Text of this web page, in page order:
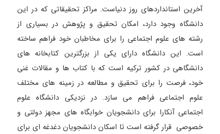
آخرین استانداردهای روز دنیاست. مراکز تحقیقاتی که در این
دانشگاه وجود دارد، امکان تحقیق و پژوهش در بسیاری از
رشته های علوم اجتماعی را برای مخاطبان خود فراهم ساخته
است. این دانشگاه دارای یکی از بزرگترین کتابخانه های
دانشگاهی در کشور ترکیه است که با کتاب ها و مقالات غنی
خود، فرصت را برای تحقیق و مطالعه در زمینه های مختلف
علوم اجتماعی فراهم می سازد. در نزدیکی دانشگاه علوم
اجتماعی آنکارا برای دانشجویان خوابگاه های مجهز دولتی و
خصوصی قرار گرفته است تا اسکان دانشجویان دغدغه ای برای